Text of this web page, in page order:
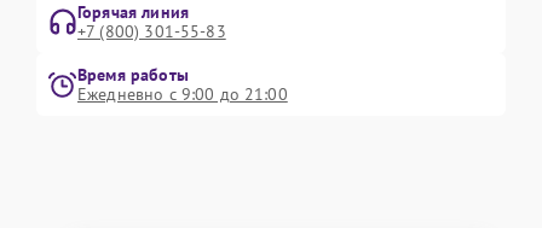
Горячая линия
+7 (800) 301-55-83
Время работы
Ежедневно с 9:00 до 21:00